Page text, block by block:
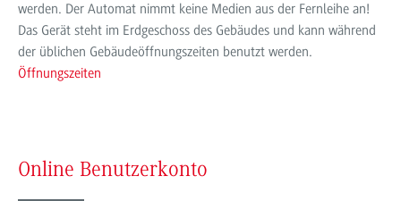
werden. Der Automat nimmt keine Medien aus der Fernleihe an!
Das Gerät steht im Erdgeschoss des Gebäudes und kann während
der üblichen Gebäudeöffnungszeiten benutzt werden.
Öffnungszeiten
Online Benutzerkonto